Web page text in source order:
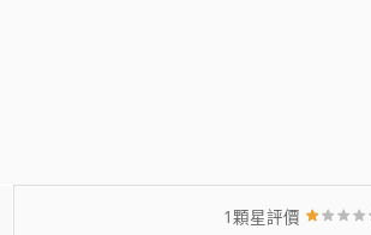
1顆星評價